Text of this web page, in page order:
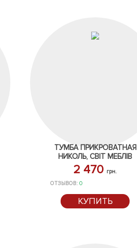
ТУМБА ПРИКРОВАТНАЯ
НИКОЛЬ, СВІТ МЕБЛІВ
2 470 грн.
ОТЗЫВОВ: 0
КУПИТЬ